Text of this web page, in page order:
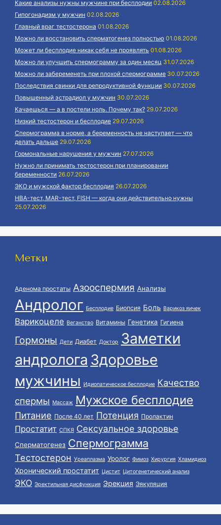
Какие анализы нужны мужчине при бесплодии 02.08.2026
Гипогонадизм у мужчин 02.08.2026
Главный враг тестостерона 01.08.2026
Можно ли восстановить сперматогенез полностью 01.08.2026
Может ли бесплодие никак себя не проявлять 01.08.2026
Можно ли улучшить спермограмму за один месяц 31.07.2026
Можно ли забеременеть при плохой спермограмме 30.07.2026
Последствия свинки для репродуктивной функции 30.07.2026
Повышенный эстрадиол у мужчин 30.07.2026
Качаешься — а в постели ноль. Почему так? 29.07.2026
Низкий тестостерон и бесплодие 29.07.2026
Спермограмма в норме, а беременность не наступает — что
делать дальше 29.07.2026
Гормональные нарушения у мужчин 27.07.2026
Нужно ли принимать тестостерон при планировании
беременности 26.07.2026
ЭКО и мужской фактор бесплодия 26.07.2026
HBA-тест, MAR-тест, FISH — когда они действительно нужны
25.07.2026
Метки
Аденома простаты Азооспермия Анализы
Андролог Бесплодие Биопсия Боль Варикоз яичек
Варикоцеле Веганство Витамины Генетика Гигиена
Гормоны Дети Диабет Доктор
Заметки
андролога Здоровье
мужчины
Идиопатическое бесплодие Качество
спермы Массаж Мужское бесплодие
Питание После 40 лет Потенция Пролактин
Простатит СПКЯ Сексуальное здоровье
Сперматогенез Спермограмма
Тестостерон Уреаплазма Уролог Фимоз Хирургия Хламидиоз
Хронический простатит Цистит Цитогенетический анализ
ЭКО Эректильная дисфункция Эрекция Эякуляция